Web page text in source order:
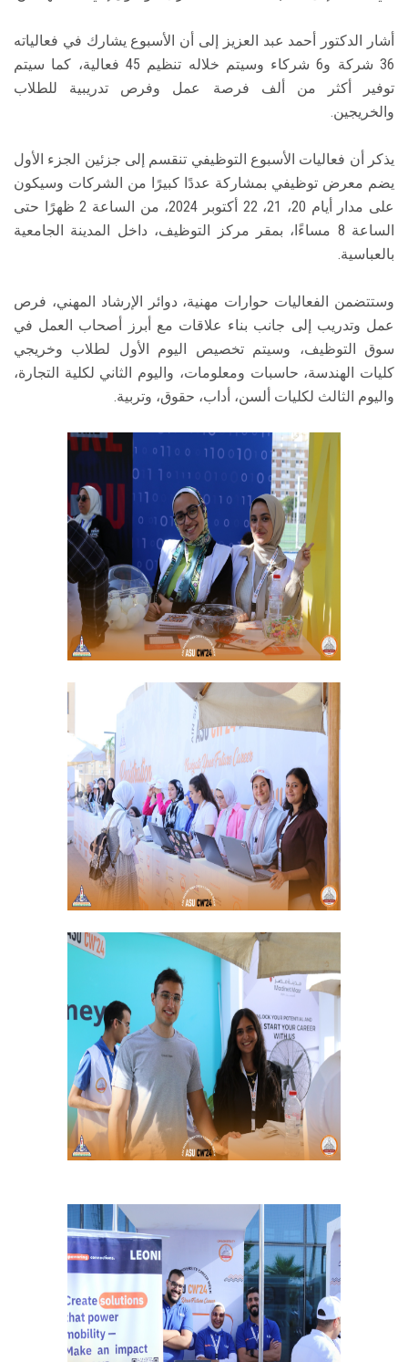
أشار الدكتور أحمد عبد العزيز إلى أن الأسبوع يشارك في فعالياته
36 شركة و6 شركاء وسيتم خلاله تنظيم 45 فعالية، كما سيتم
توفير أكثر من ألف فرصة عمل وفرص تدريبية للطلاب
والخريجين.
يذكر أن فعاليات الأسبوع التوظيفي تنقسم إلى جزئين الجزء الأول
يضم معرض توظيفي بمشاركة عددًا كبيرًا من الشركات وسيكون
على مدار أيام 20، 21، 22 أكتوبر 2024، من الساعة 2 ظهرًا حتى
الساعة 8 مساءًا، بمقر مركز التوظيف، داخل المدينة الجامعية
بالعباسية.
وستتضمن الفعاليات حوارات مهنية، دوائر الإرشاد المهني، فرص
عمل وتدريب إلى جانب بناء علاقات مع أبرز أصحاب العمل في
سوق التوظيف، وسيتم تخصيص اليوم الأول لطلاب وخريجي
كليات الهندسة، حاسبات ومعلومات، واليوم الثاني لكلية التجارة،
واليوم الثالث لكليات ألسن، أداب، حقوق، وتربية.